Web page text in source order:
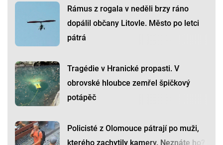
Rámus z rogala v neděli brzy ráno
dopálil občany Litovle. Město po letci
pátrá
Tragédie v Hranické propasti. V
obrovské hloubce zemřel špičkový
potápěč
Policisté z Olomouce pátrají po muži,
kterého zachytily kamery. Neznáte ho?